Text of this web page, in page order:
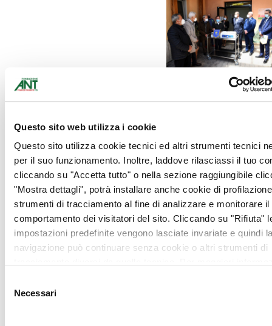
Questo sito web utilizza i cookie
Questo sito utilizza cookie tecnici ed altri strumenti tecnici
per il suo funzionamento. Inoltre, laddove rilasciassi il tuo
cliccando su "Accetta tutto" o nella sezione raggiungibile
"Mostra dettagli", potrà installare anche cookie di
strumenti di tracciamento al fine di analizzare e monitorare il
comportamento dei visitatori del sito. Cliccando su "Rifiuta"
impostazioni predefinite vengono lasciate invariate e quindi
navigazione può continuare senza cookie o altri strumenti di
delNecessari
Il Sindaco Cicala nel suo
intervento ha ringraziato il
solidarietà e si è
soffermato sull’importanza
dell’hospice gestito da
Fondazione ANT quale
“avamposto di quella
sanità di prossimità
distribuita sul territorio che
rappresenta uno degli
obiettivi da perseguire per